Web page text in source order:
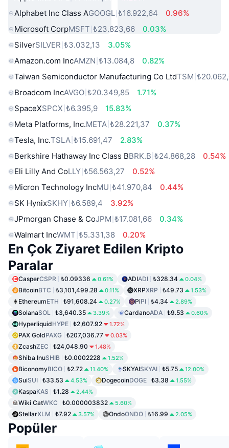
Alphabet Inc Class AGOOGL ₺16.922,64
0.96%
Microsoft CorpMSFT ₺23.823,66
0.03%
SilverSILVER ₺3.032,13
3.05%
Amazon.com IncAMZN ₺13.084,8
0.82%
Taiwan Semiconductor Manufacturing Co LtdTSM
Broadcom IncAVGO ₺20.349,85
1.71%
SpaceXSPCX ₺6.395,9
15.83%
Meta Platforms, Inc.META ₺28.221,37
0.37%
Tesla, Inc.TSLA ₺15.691,47
2.83%
Berkshire Hathaway Inc Class BBRK.B ₺24.868,28
0.54%
Eli Lilly And CoLLY ₺56.563,27
0.52%
Micron Technology IncMU ₺41.970,84
0.44%
SK HynixSKHY ₺6.589,4
3.92%
JPmorgan Chase & CoJPM ₺17.081,66
0.34%
Walmart IncWMT ₺5.331,38 0.20%
En Çok Ziyaret Edilen Kripto
Paralar
CasperCSPR ₺0.09336 0.61% ADIADI ₺328.34 0.04%
BitcoinBTC ₺3,101,499.28 0.11% XRPXRP ₺49.73 1.53%
EthereumETH ₺91,608.24 0.27% PiPI ₺4.34 2.89%
SolanaSOL ₺3,640.35 3.39% CardanoADA ₺9.53 0.60%
HyperliquidHYPE ₺2,607.92 1.72%
PAX GoldPAXG ₺207,036.77 0.03%
ZcashZEC ₺24,048.90 1.48%
Shiba InuSHIB ₺0.0002228 1.52%
BiconomyBICO ₺2.72 11.40% SKYAISKYAI ₺5.75 12.00%
SuiSUI ₺33.53 4.53% DogecoinDOGE ₺3.38 1.55%
KaspaKAS ₺1.28 2.44%
Wiki CatWKC ₺0.000003832 5.60%
StellarXLM ₺7.92 3.57% OndoONDO ₺16.99 2.05%
Popüler